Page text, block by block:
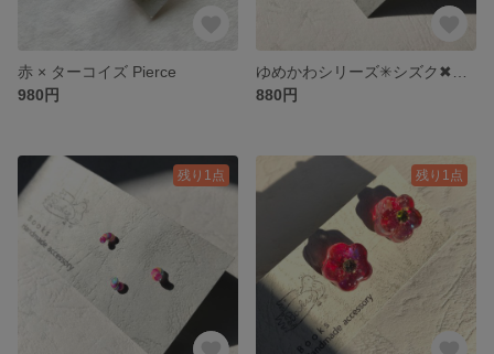
赤 × ターコイズ Pierce
980円
880円
残り1点 残り1点